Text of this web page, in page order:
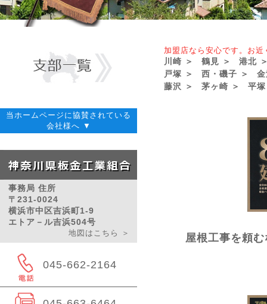
加盟店なら安心です。お
川崎 ＞ 鶴見 ＞
港北
戸塚 ＞
西・磯子 ＞
藤沢 ＞
茅ヶ崎 ＞ 平
当ホームページに協賛されている
会社様へ ▼
事務局 住所
〒231-0024
横浜市中区吉浜町1-9
エトア－ル吉浜504号
地図はこちら ＞
045-662-2164
屋根工事を頼